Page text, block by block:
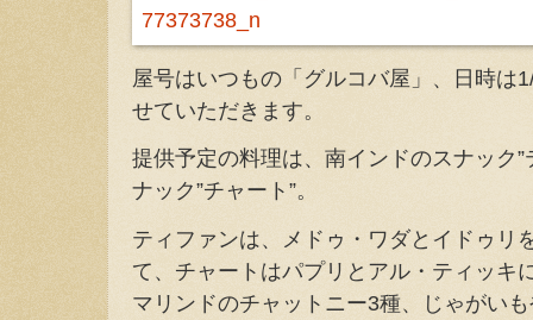
屋号はいつもの「グルコバ屋」、日時は
せていただきます。
提供予定の料理は、南インドのスナック
ナック”チャート”。
ティファンは、メドゥ・ワダとイドゥリ
て、チャートはパプリとアル・ティッキ
マリンドのチャットニー3種、じゃがい